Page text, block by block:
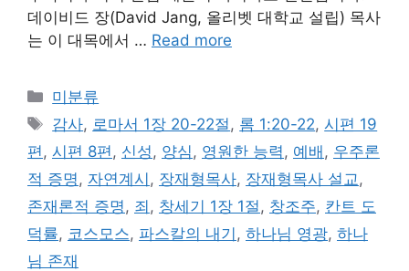
데이비드 장(David Jang, 올리벳 대학교 설립) 목사
는 이 대목에서 … Read more
Categories
미분류
Tags
감사, 로마서 1장 20-22절 , 롬 1:20-22,시편 19
편 , 시편 8편 , 신성 , 양심 , 영원한 능력 , 예배 , 우주론
적 증명 , 자연계시 , 장재형목사, 장재형목사 설교 ,
존재론적 증명 , 죄 , 창세기 1장 1절 , 창조주, 칸트 도
덕률, 코스모스, 파스칼의 내기 , 하나님 영광, 하나
님 존재